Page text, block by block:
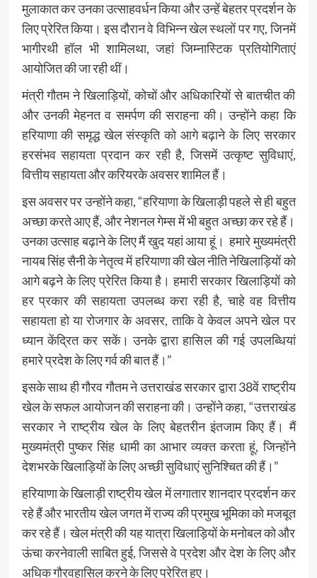
मुलाकात कर उनका उत्साहवर्धन किया और उन्हें बेहतर प्रदर्शन के
लिए प्रेरित किया। इस दौरान वे विभिन्न खेल स्थलों पर गए, जिनमें
भागीरथी हॉल भी शामिलथा, जहां जिम्नास्टिक प्रतियोगिताएं
आयोजित की जा रही थीं।
मंत्री गौतम ने खिलाड़ियों, कोचों और अधिकारियों से बातचीत की
और उनकी मेहनत व समर्पण की सराहना की। उन्होंने कहा कि
हरियाणा की समृद्ध खेल संस्कृति को आगे बढ़ाने के लिए सरकार
हरसंभव सहायता प्रदान कर रही है, जिसमें उत्कृष्ट सुविधाएं,
वित्तीय सहायता और करियरके अवसर शामिल हैं।
इस अवसर पर उन्होंने कहा, “हरियाणा के खिलाड़ी पहले से ही बहुत
अच्छा करते आए हैं, और नेशनल गेम्स में भी बहुत अच्छा कर रहे हैं।
उनका उत्साह बढ़ाने के लिए मैं खुद यहां आया हूं। हमारे मुख्यमंत्री
नायब सिंह सैनी के नेतृत्व में हरियाणा की खेल नीति नेखिलाड़ियों को
आगे बढ़ने के लिए प्रेरित किया है। हमारी सरकार खिलाड़ियों को
हर प्रकार की सहायता उपलब्ध करा रही है, चाहे वह वित्तीय
सहायता हो या रोजगार के अवसर, ताकि वे केवल अपने खेल पर
ध्यान केंद्रित कर सकें। उनके द्वारा हासिल की गई उपलब्धियां
हमारे प्रदेश के लिए गर्व की बात हैं।”
इसके साथ ही गौरव गौतम ने उत्तराखंड सरकार द्वारा 38वें राष्ट्रीय
खेल के सफल आयोजन की सराहना की। उन्होंने कहा, “उत्तराखंड
सरकार ने राष्ट्रीय खेल के लिए बेहतरीन इंतजाम किए हैं। मैं
मुख्यमंत्री पुष्कर सिंह धामी का आभार व्यक्त करता हूं, जिन्होंने
देशभरके खिलाड़ियों के लिए अच्छी सुविधाएं सुनिश्चित की हैं।”
हरियाणा के खिलाड़ी राष्ट्रीय खेल में लगातार शानदार प्रदर्शन कर
रहे हैं और भारतीय खेल जगत में राज्य की प्रमुख भूमिका को मजबूत
कर रहे हैं। खेल मंत्री की यह यात्रा खिलाड़ियों के मनोबल को और
ऊंचा करनेवाली साबित हुई, जिससे वे प्रदेश और देश के लिए और
अधिक गौरवहासिल करने के लिए प्रेरित हुए।